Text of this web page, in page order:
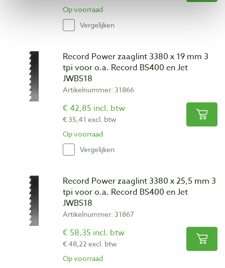
Op voorraad
Vergelijken
Record Power zaaglint 3380 x 19 mm 3
tpi voor o.a. Record BS400 en Jet
JWBS18
Artikelnummer: 31866
€ 42,85 incl. btw
€ 35,41 excl. btw
Op voorraad
Vergelijken
Record Power zaaglint 3380 x 25,5 mm 3
tpi voor o.a. Record BS400 en Jet
JWBS18
Artikelnummer: 31867
€ 58,35 incl. btw
€ 48,22 excl. btw
Op voorraad